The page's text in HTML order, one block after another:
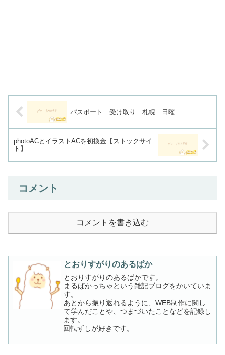
パスポート 受け取り 札幌 日曜
photoACとイラストACを初換金【ストックサイ
ト】
コメント
コメントを書き込む
とおりすがりのあるぱか
とおりすがりのあるぱかです。
まるぱかっちゃという雑記ブログをかいていま
す。
あとから振り返れるように、WEB制作に関し
て学んだことや、つまづいたことなどを記録し
ます。
回転ずしが好きです。